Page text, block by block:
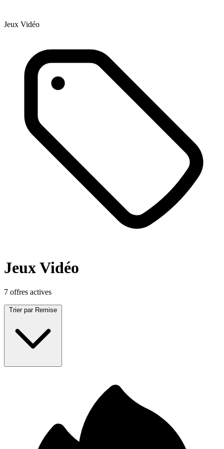
Jeux Vidéo
Jeux Vidéo
7 offres actives
Trier par Remise